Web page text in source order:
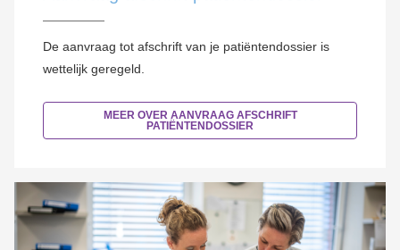
De aanvraag tot afschrift van je patiëntendossier is
wettelijk geregeld.
MEER OVER AANVRAAG AFSCHRIFT
PATIËNTENDOSSIER